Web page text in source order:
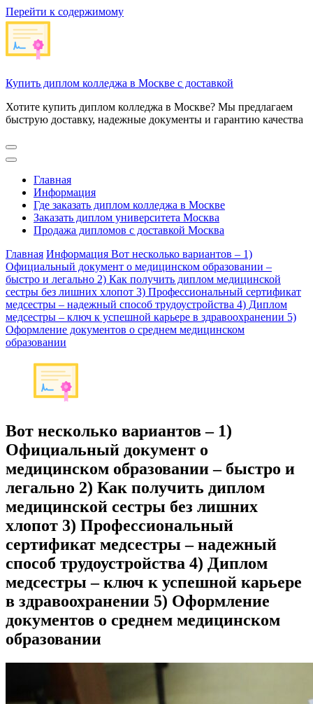
Перейти к содержимому
Купить диплом колледжа в Москве с доставкой
Хотите купить диплом колледжа в Москве? Мы предлагаем
быструю доставку, надежные документы и гарантию качества
Главная
Информация
Где заказать диплом колледжа в Москве
Заказать диплом университета Москва
Продажа дипломов с доставкой Москва
Главная Информация Вот несколько вариантов – 1)
Официальный документ о медицинском образовании –
быстро и легально 2) Как получить диплом медицинской
сестры без лишних хлопот 3) Профессиональный сертификат
медсестры – надежный способ трудоустройства 4) Диплом
медсестры – ключ к успешной карьере в здравоохранении 5)
Оформление документов о среднем медицинском
образовании
Вот несколько вариантов – 1)
Официальный документ о
медицинском образовании – быстро и
легально 2) Как получить диплом
медицинской сестры без лишних
хлопот 3) Профессиональный
сертификат медсестры – надежный
способ трудоустройства 4) Диплом
медсестры – ключ к успешной карьере
в здравоохранении 5) Оформление
документов о среднем медицинском
образовании